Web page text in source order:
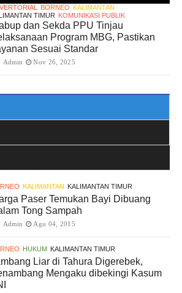
BORNEO KALIMANTAN
TIMUR KOMUNIKASI PUBLIK
dan Sekda PPU Tinjau
Program MBG, Pastikan
Sesuai Standar
Admin Nov 26, 2025
KALIMANTAN KALIMANTAN TIMUR
Paser Temukan Bayi Dibuang
Tong Sampah
Admin Agu 04, 2015
HUKUM KALIMANTAN TIMUR
Liar di Tahura Digerebek,
Mengaku dibekingi Kasum